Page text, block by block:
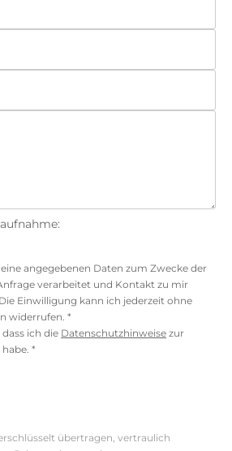
angegebenen Daten zum Zwecke der
verarbeitet und Kontakt zu mir
Einwilligung kann ich jederzeit ohne
widerrufen. *
ich die Datenschutzhinweise zur
*
übertragen, vertraulich